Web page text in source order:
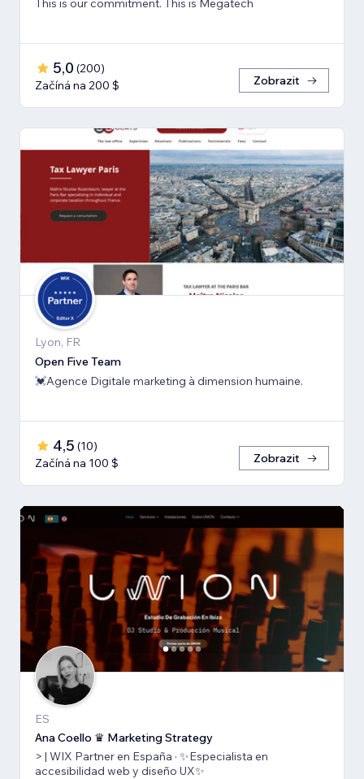
This is our commitment. This is Megatech
5,0 (200)
Začíná na 200 $
Zobrazit
Lyon, FR
Open Five Team
💓Agence Digitale marketing à dimension humaine.
4,5 (10)
Začíná na 100 $
Zobrazit
ES
Ana Coello ♛ Marketing Strategy
> | WIX Partner en España · ✨Especialista en
accesibilidad web y diseño UX✨